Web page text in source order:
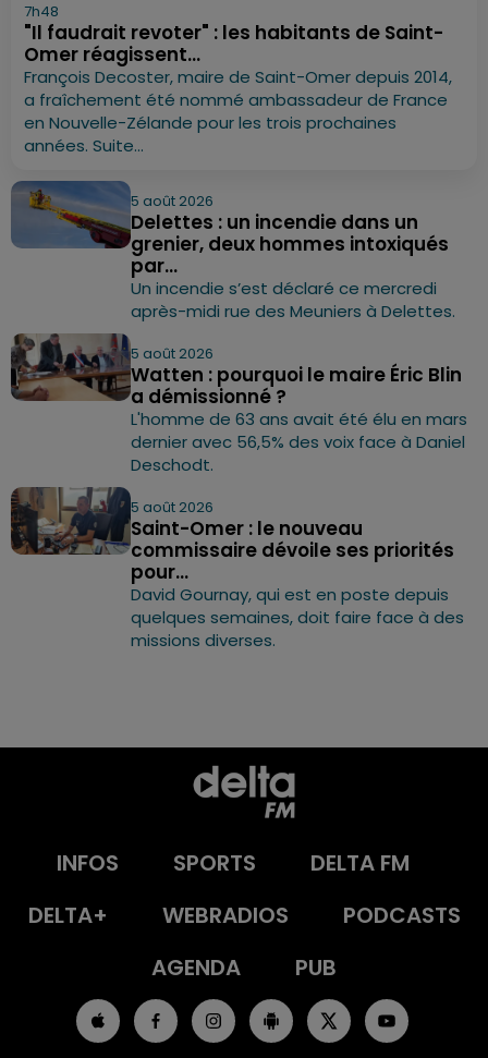
7h48
"Il faudrait revoter" : les habitants de Saint-
Omer réagissent...
François Decoster, maire de Saint-Omer depuis 2014,
a fraîchement été nommé ambassadeur de France
en Nouvelle-Zélande pour les trois prochaines
années. Suite...
5 août 2026
Delettes : un incendie dans un
grenier, deux hommes intoxiqués
par...
Un incendie s’est déclaré ce mercredi
après-midi rue des Meuniers à Delettes.
5 août 2026
Watten : pourquoi le maire Éric Blin
a démissionné ?
L'homme de 63 ans avait été élu en mars
dernier avec 56,5% des voix face à Daniel
Deschodt.
5 août 2026
Saint-Omer : le nouveau
commissaire dévoile ses priorités
pour...
David Gournay, qui est en poste depuis
quelques semaines, doit faire face à des
missions diverses.
INFOS SPORTS
DELTA FM
DELTA+
WEBRADIOS
PODCASTS
AGENDA
PUB